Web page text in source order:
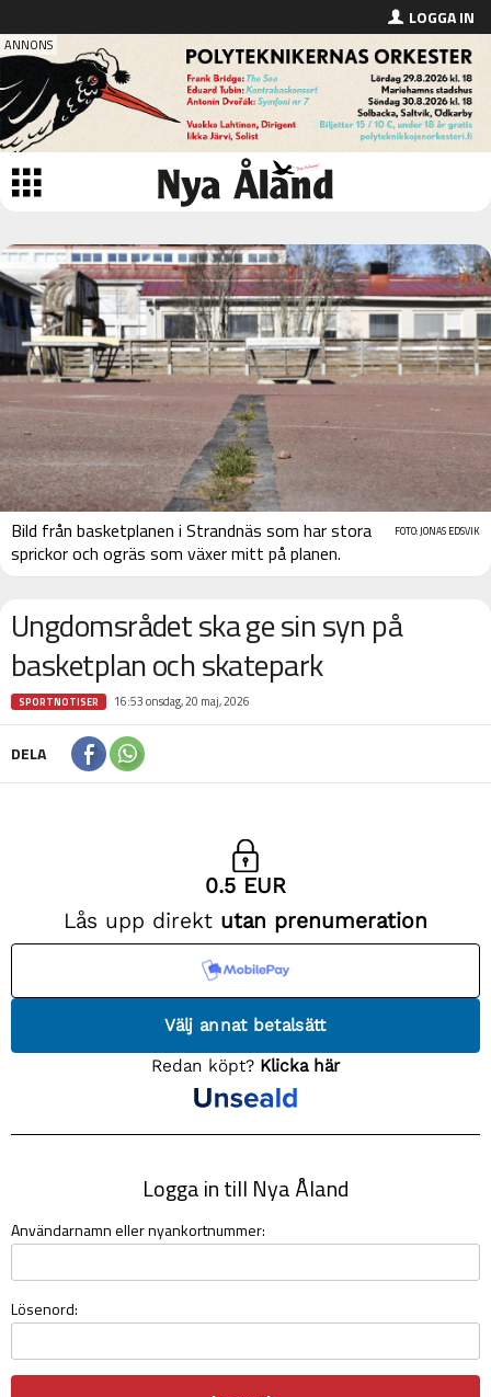
LOGGA IN
FOTO: JONAS EDSVIK
Bild från basketplanen i Strandnäs som har stora
sprickor och ogräs som växer mitt på planen.
Ungdomsrådet ska ge sin syn på
basketplan och skatepark
SPORTNOTISER 16:53 onsdag, 20 maj, 2026
DELA